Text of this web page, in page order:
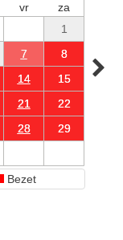
vr
za
1
7
8
14
15
21
22
28
29
Bezet